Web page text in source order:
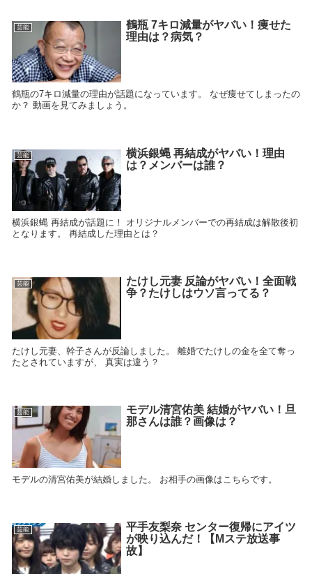
芸能
鶴瓶 7キロ減量がヤバい！痩せた
理由は？病気？
鶴瓶の7キロ減量の理由が話題になっています。 なぜ痩せてしまったの
か？ 動画を見てみましょう。
芸能
横浜銀蝿 再結成がヤバい！理由
は？メンバーは誰？
横浜銀蝿 再結成が話題に！ オリジナルメンバーでの再結成は解散後初
となります。 再結成した理由とは？
芸能
たけし元妻 反論がヤバい！全面戦
争？たけしはウソ言ってる？
たけし元妻、幹子さんが反論しました。 離婚でたけしの金を全て奪っ
たとされていますが、 真実は違う？
芸能
モデル清宮佑美 結婚がヤバい！旦
那さんは誰？画像は？
モデルの清宮佑美が結婚しました。 お相手の画像はこちらです。
芸能
平手友梨奈 センター復帰にアイツ
が映り込んだ！【Mステ放送事
故】